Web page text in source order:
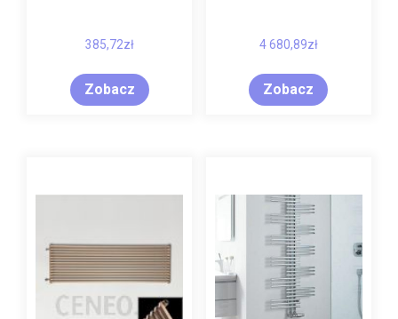
385,72zł
Zobacz
4 680,89zł
Zobacz